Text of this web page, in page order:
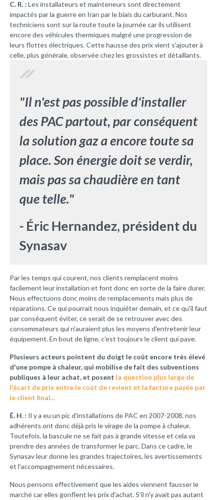
C. R. : Les installateurs et mainteneurs sont directement
impactés par la guerre en Iran par le biais du carburant. Nos
techniciens sont sur la route toute la journée car ils utilisent
encore des véhicules thermiques malgré une progression de
leurs flottes électriques. Cette hausse des prix vient s'ajouter à
celle, plus générale, observée chez les grossistes et détaillants.
"Il n'est pas possible d'installer
des PAC partout, par conséquent
la solution gaz a encore toute sa
place. Son énergie doit se verdir,
mais pas sa chaudière en tant
que telle."
- Éric Hernandez, président du
Synasav
Par les temps qui courent, nos clients remplacent moins
facilement leur installation et font donc en sorte de la faire durer.
Nous effectuons donc moins de remplacements mais plus de
réparations. Ce qui pourrait nous inquiéter demain, et ce qu'il faut
par conséquent éviter, ce serait de se retrouver avec des
consommateurs qui n'auraient plus les moyens d'entretenir leur
équipement. En bout de ligne, c'est toujours le client qui paye.
Plusieurs acteurs pointent du doigt le coût encore très élevé
d'une pompe à chaleur, qui mobilise de fait des subventions
publiques à leur achat, et posent la question plus large de
l'écart de prix entre le coût de revient et la facture payée par
le client final...
É. H. : Il y a eu un pic d'installations de PAC en 2007-2008, nos
adhérents ont donc déjà pris le virage de la pompe à chaleur.
Toutefois, la bascule ne se fait pas à grande vitesse et cela va
prendre des années de transformer le parc. Dans ce cadre, le
Synasav leur donne les grandes trajectoires, les avertissements
et l'accompagnement nécessaires.
Nous pensons effectivement que les aides viennent fausser le
marché car elles gonflent les prix d'achat. S'il n'y avait pas autant